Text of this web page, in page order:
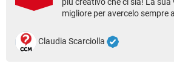
TIKTOK
migliore per avercelo sempre
Claudia Scarciolla